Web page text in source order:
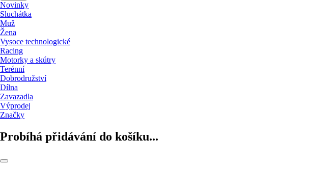
Novinky
Sluchátka
Muž
Žena
Vysoce technologické
Racing
Motorky a skútry
Terénní
Dobrodružství
Dílna
Zavazadla
Výprodej
Značky
Probíhá přidávání do košíku...